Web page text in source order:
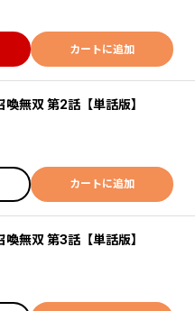
カートに追加
無双 第2話【単話版】
カートに追加
無双 第3話【単話版】